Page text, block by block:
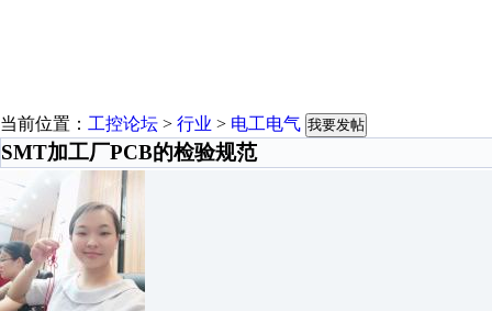
当前位置： 工控论坛 > 行业 > 电工电气 我要发帖
SMT加工厂PCB的检验规范